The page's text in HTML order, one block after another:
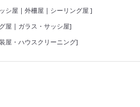
シ屋 | 外柵屋 | シーリング屋 ]
屋 | ガラス・サッシ屋]
屋・ハウスクリーニング]